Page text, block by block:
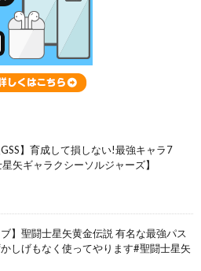
GSS】育成して損しない!最強キャラ7
矢ギャラクシーソルジャーズ】
ブ】聖闘士星矢黄金伝説 有名な最強パス
しげもなく使ってやります#聖闘士星矢